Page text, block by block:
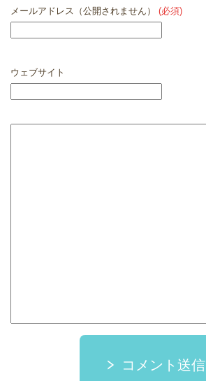
メールアドレス（公開されません） (必須)
ウェブサイト
コメント送信